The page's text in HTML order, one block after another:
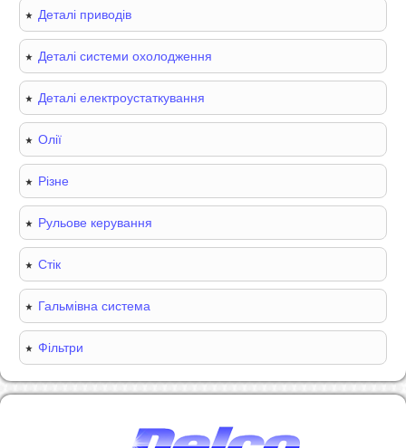
Деталі приводів
Деталі системи охолодження
Деталі електроустаткування
Олії
Різне
Рульове керування
Стік
Гальмівна система
Фільтри